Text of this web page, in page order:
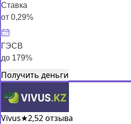
Ставка
от 0,29%
ГЭСВ
до 179%
Получить деньги
Vivus★2,52 отзыва